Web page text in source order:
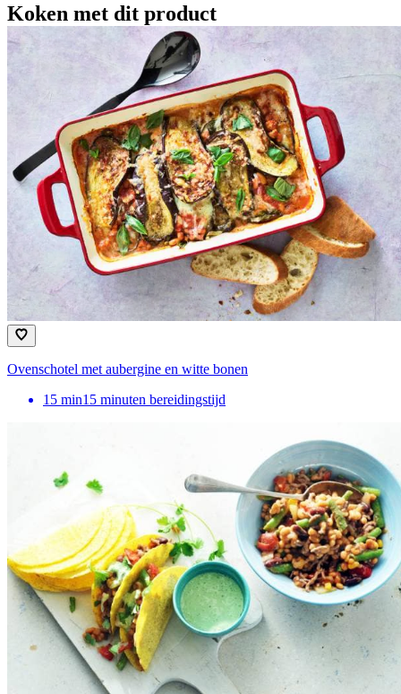
Koken met dit product
Ovenschotel met aubergine en witte bonen
15 min15 minuten bereidingstijd